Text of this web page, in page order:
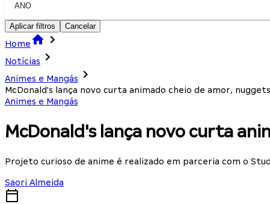
ANO
Aplicar filtros Cancelar
Home
Notícias
Animes e Mangás
McDonald's lança novo curta animado cheio de amor,
Animes e Mangás
McDonald's lança novo curta
Projeto curioso de anime é realizado em parceria com o
Saori Almeida